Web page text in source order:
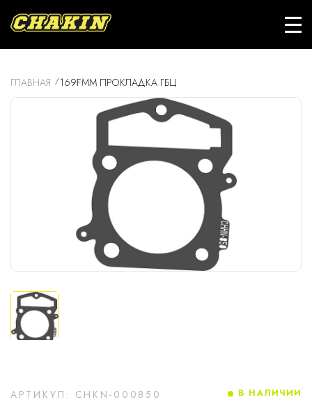
ГЛАВНАЯ 169FMM ПРОКЛАДКА ГБЦ
АРТИКУЛ: CHKN-000850 В НАЛИЧИИ